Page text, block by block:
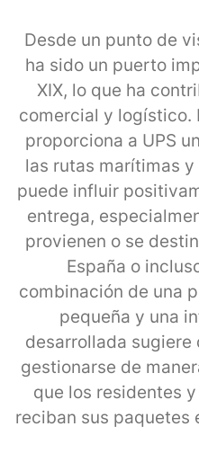
Desde un punto de
ha sido un puerto
XIX, lo que ha
comercial y logístico.
proporciona a UPS
las rutas marítimas
puede influir
entrega,
provienen o se
España o
combinación de una
pequeña y una
desarrollada sugiere
gestionarse de
que los residentes
reciban sus paquetes